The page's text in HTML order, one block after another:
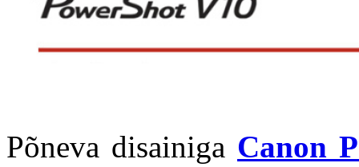
Põneva disainiga Canon